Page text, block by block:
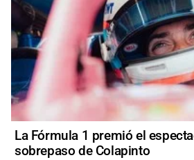
La Fórmula 1 premió el
sobrepaso de Colapinto